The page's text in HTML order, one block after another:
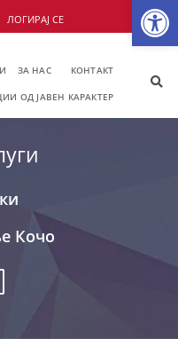
ЛОГИРАЈ СЕ
ЗА НАС КОНТАКТ
ОД ЈАВЕН КАРАКТЕР
Кочо